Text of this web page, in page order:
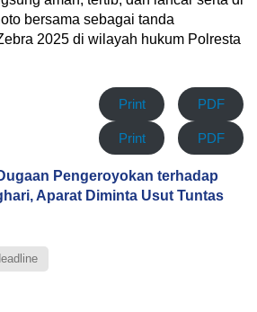
bersama sebagai tanda
2025 di wilayah hukum Polresta
Print PDF
Print PDF
Pengeroyokan terhadap
Aparat Diminta Usut Tuntas